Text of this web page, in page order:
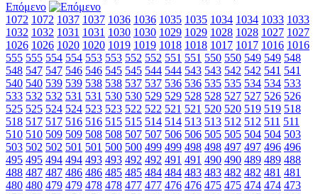
Επόμενο
1072 1072 1037 1037 1036 1036 1035 1035 1034 1034 1033 1033
1032 1032 1031 1031 1030 1030 1029 1029 1028 1028 1027 1027
1026 1026 1020 1020 1019 1019 1018 1018 1017 1017 1016 1016
555 555 554 554 553 553 552 552 551 551 550 550 549 549 548
548 547 547 546 546 545 545 544 544 543 543 542 542 541 541
540 540 539 539 538 538 537 537 536 536 535 535 534 534 533
533 532 532 531 531 530 530 529 529 528 528 527 527 526 526
525 525 524 524 523 523 522 522 521 521 520 520 519 519 518
518 517 517 516 516 515 515 514 514 513 513 512 512 511 511
510 510 509 509 508 508 507 507 506 506 505 505 504 504 503
503 502 502 501 501 500 500 499 499 498 498 497 497 496 496
495 495 494 494 493 493 492 492 491 491 490 490 489 489 488
488 487 487 486 486 485 485 484 484 483 483 482 482 481 481
480 480 479 479 478 478 477 477 476 476 475 475 474 474 473